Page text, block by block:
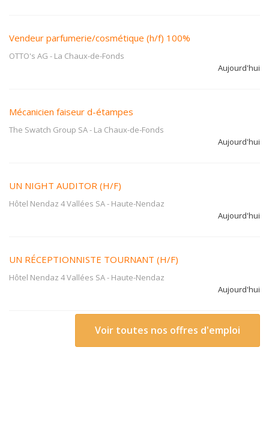
Vendeur parfumerie/cosmétique (h/f) 100%
OTTO's AG - La Chaux-de-Fonds
Aujourd'hui
Mécanicien faiseur d-étampes
The Swatch Group SA- La Chaux-de-Fonds
Aujourd'hui
UN NIGHT AUDITOR (H/F)
Hôtel Nendaz 4 Vallées SA- Haute-Nendaz
Aujourd'hui
UN RÉCEPTIONNISTE TOURNANT (H/F)
Hôtel Nendaz 4 Vallées SA- Haute-Nendaz
Aujourd'hui
Voir toutes nos offres d'emploi